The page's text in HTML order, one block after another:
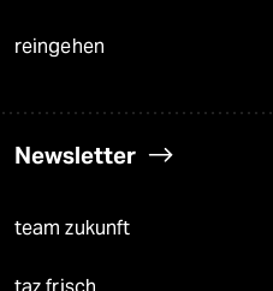
reingehen
Newsletter
team zukunft